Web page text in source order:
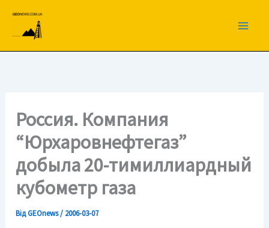
вмісту
Россия. Компания
“Юрхаровнефтегаз”
добыла 20-тимиллиардный
кубометр газа
ВідGEOnews/ 2006-03-07